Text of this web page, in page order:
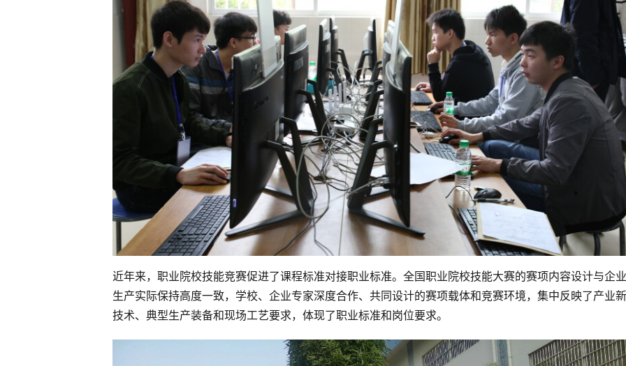
近年来，职业院校技能竞赛促进了课程标准对接职业标准。全国职业院校技能大赛的赛项内容设计与企
生产实际保持高度一致，学校、企业专家深度合作、共同设计的赛项载体和竞赛环境，集中反映了产业
技术、典型生产装备和现场工艺要求，体现了职业标准和岗位要求。